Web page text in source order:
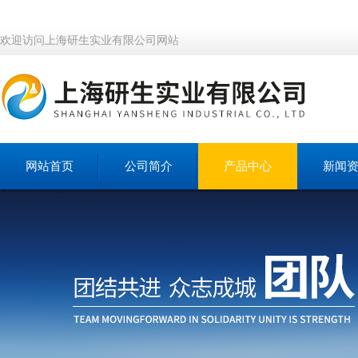
欢迎访问上海研生实业有限公司网站
网站首页 公司简介 产品中心 新闻